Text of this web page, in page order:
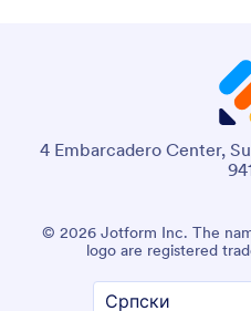
4 Embarcadero Center,
© 2026 Jotform Inc. The
logo are registered